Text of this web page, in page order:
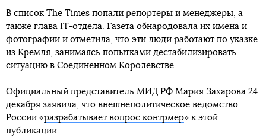
В список The Times попали репортеры и менеджеры, а
также глава IT-отдела. Газета обнародовала их имена и
фотографии и отметила, что эти люди работают по указке
из Кремля, занимаясь попытками дестабилизировать
ситуацию в Соединенном Королевстве.
Официальный представитель МИД РФ Мария Захарова 24
декабря заявила, что внешнеполитическое ведомство
России «разрабатывает вопрос контрмер» к этой
публикации.